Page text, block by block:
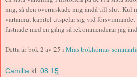
mig, så den överraskade mig ändå till slut. Kul
vartannat kapitel utspelar sig vid
fastnade med en gång så rekommenderar jag
Detta är bok 2 av 25 i Mias bokhörnas
Camilla kl. 08:15